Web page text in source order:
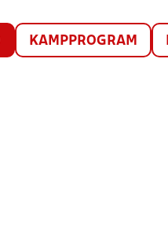
KAMPPROGRAM